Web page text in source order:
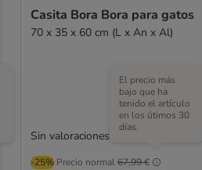
Casita Bora Bora para gatos
70 x 35 x 60 cm (L x An x Al)
-25% Precio normal67,99 €
El precio más
bajo que ha
tenido el artículo
en los útimos 30
días.
Sin valoraciones